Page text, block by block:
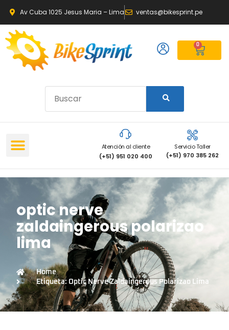
Av Cuba 1025 Jesus Maria – Lima ventas@bikesprint.pe
0
Atención al cliente
(+51) 951 020 400
Servicio Taller
(+51) 970 385 262
optic nerve
zaldaingerous polarizao
lima
Home
Etiqueta: Optic Nerve Zaldaingerous Polarizao Lima